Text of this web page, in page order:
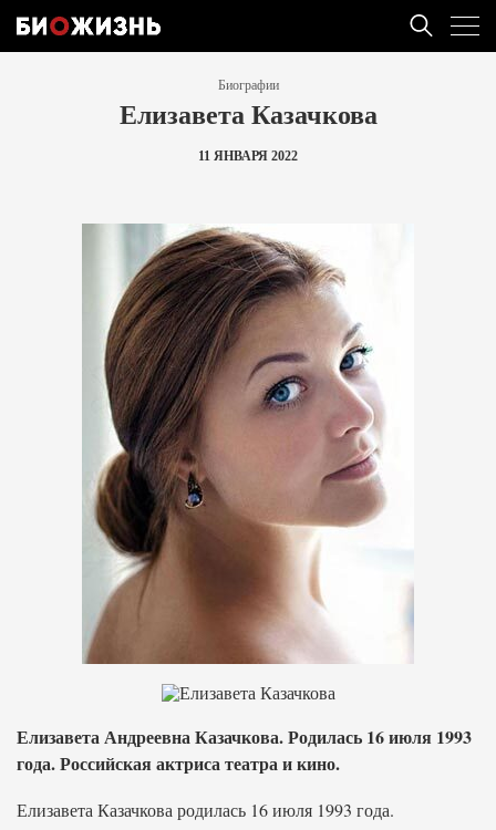
Биографии
Елизавета Казачкова
11 ЯНВАРЯ 2022
Елизавета Андреевна Казачкова. Родилась 16 июля 1993
года. Российская актриса театра и кино.
Елизавета Казачкова родилась 16 июля 1993 года.